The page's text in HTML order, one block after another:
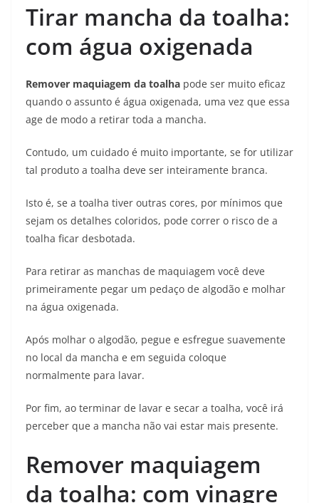
Tirar mancha da toalha:
com água oxigenada
Remover maquiagem da toalha pode ser muito eficaz
quando o assunto é água oxigenada, uma vez que essa
age de modo a retirar toda a mancha.
Contudo, um cuidado é muito importante, se for utilizar
tal produto a toalha deve ser inteiramente branca.
Isto é, se a toalha tiver outras cores, por mínimos que
sejam os detalhes coloridos, pode correr o risco de a
toalha ficar desbotada.
Para retirar as manchas de maquiagem você deve
primeiramente pegar um pedaço de algodão e molhar
na água oxigenada.
Após molhar o algodão, pegue e esfregue suavemente
no local da mancha e em seguida coloque
normalmente para lavar.
Por fim, ao terminar de lavar e secar a toalha, você irá
perceber que a mancha não vai estar mais presente.
Remover maquiagem
da toalha: com vinagre